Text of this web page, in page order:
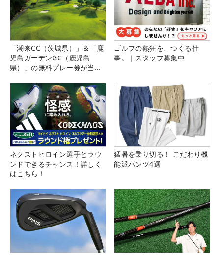
「潮来CC（茨城県）」＆「鹿
児島ガーデンGC（鹿児島
県）」の無料プレー券が当た
ゴルフの熱狂を、つくる仕
事。｜スタッフ募集中
ネクストヒロイン選手とラウ
ンドできるチャンス！詳しく
はこちら！
猛暑を乗り切る！ こだわり機
能派パンツ4選